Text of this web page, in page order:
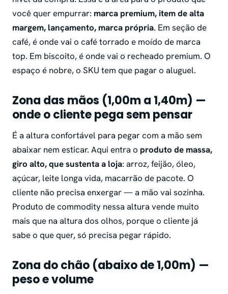
você quer empurrar: marca premium, item de alta
margem, lançamento, marca própria. Em seção de
café, é onde vai o café torrado e moído de marca
top. Em biscoito, é onde vai o recheado premium. O
espaço é nobre, o SKU tem que pagar o aluguel.
Zona das mãos (1,00m a 1,40m) —
onde o cliente pega sem pensar
É a altura confortável para pegar com a mão sem
abaixar nem esticar. Aqui entra o produto de massa,
giro alto, que sustenta a loja: arroz, feijão, óleo,
açúcar, leite longa vida, macarrão de pacote. O
cliente não precisa enxergar — a mão vai sozinha.
Produto de commodity nessa altura vende muito
mais que na altura dos olhos, porque o cliente já
sabe o que quer, só precisa pegar rápido.
Zona do chão (abaixo de 1,00m) —
peso e volume